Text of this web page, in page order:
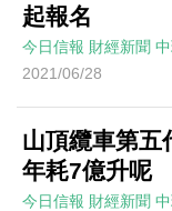
起報名
今日信報 財經新聞
2021/06/28
山頂纜車第五
年耗7億升呢
今日信報 財經新聞